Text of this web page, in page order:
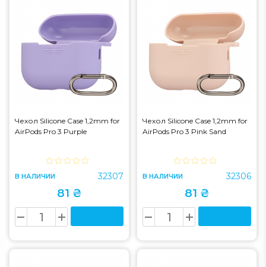
Чехол Silicone Case 1,2mm for
AirPods Pro 3 Purple
В НАЛИЧИИ 32307
81 ₴
Чехол Silicone Case 1,2mm for
AirPods Pro 3 Pink Sand
В НАЛИЧИИ 32306
81 ₴